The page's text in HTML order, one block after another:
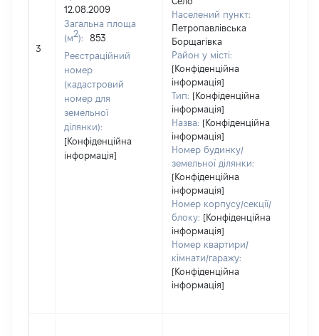
3
12.08.2009
Загальна площа
(м2):
853
Реєстраційний
номер
(кадастровий
номер для
земельної
ділянки):
[Конфіденційна
інформація]
Населений пункт:
Петропавлівська
Борщагівка
Район у місті:
[Конфіденційна
інформація]
Тип: [Конфіденційна
інформація]
Назва: [Конфіденційна
інформація]
Номер будинку/
земельної ділянки:
[Конфіденційна
інформація]
Номер корпусу/секції/
блоку: [Конфіденційна
інформація]
Номер квартири/
кімнати/гаражу:
[Конфіденційна
інформація]